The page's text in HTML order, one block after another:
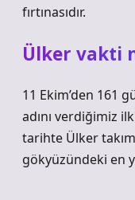
fırtınasıdır.
Ülker vakti
11 Ekim’den 161
adını verdiğimiz
tarihte Ülker takım
gökyüzündeki en